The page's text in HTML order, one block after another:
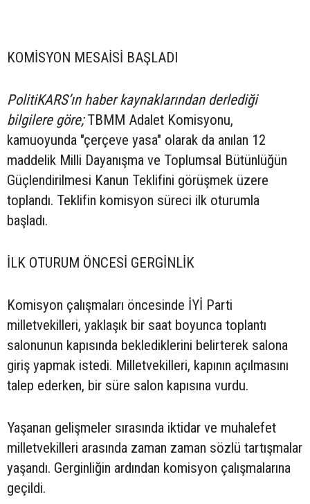
KOMİSYON MESAİSİ BAŞLADI
PolitiKARS’ın haber kaynaklarından derlediği
bilgilere göre;TBMM Adalet Komisyonu,
kamuoyunda "çerçeve yasa" olarak da anılan 12
maddelik Milli Dayanışma ve Toplumsal Bütünlüğün
Güçlendirilmesi Kanun Teklifini görüşmek üzere
toplandı. Teklifin komisyon süreci ilk oturumla
başladı.
İLK OTURUM ÖNCESİ GERGİNLİK
Komisyon çalışmaları öncesinde İYİ Parti
milletvekilleri, yaklaşık bir saat boyunca toplantı
salonunun kapısında beklediklerini belirterek salona
giriş yapmak istedi. Milletvekilleri, kapının açılmasını
talep ederken, bir süre salon kapısına vurdu.
Yaşanan gelişmeler sırasında iktidar ve muhalefet
milletvekilleri arasında zaman zaman sözlü tartışmalar
yaşandı. Gerginliğin ardından komisyon çalışmalarına
geçildi.